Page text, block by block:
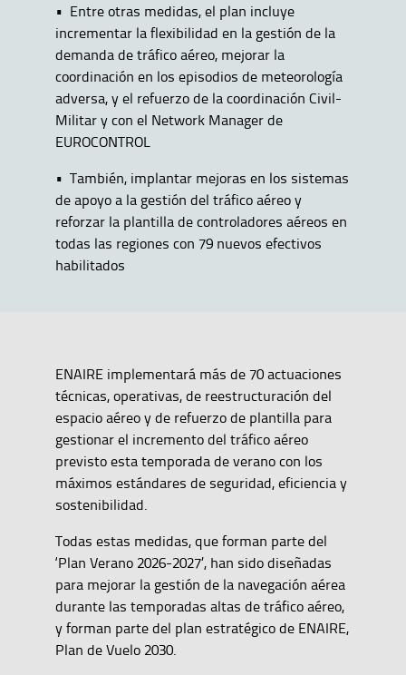
• Entre otras medidas, el plan incluye
incrementar la flexibilidad en la gestión de la
demanda de tráfico aéreo, mejorar la
coordinación en los episodios de meteorología
adversa, y el refuerzo de la coordinación Civil-
Militar y con el Network Manager de
EUROCONTROL
• También, implantar mejoras en los sistemas
de apoyo a la gestión del tráfico aéreo y
reforzar la plantilla de controladores aéreos en
todas las regiones con 79 nuevos efectivos
habilitados
ENAIRE implementará más de 70 actuaciones
técnicas, operativas, de reestructuración del
espacio aéreo y de refuerzo de plantilla para
gestionar el incremento del tráfico aéreo
previsto esta temporada de verano con los
máximos estándares de seguridad, eficiencia y
sostenibilidad.
Todas estas medidas, que forman parte del
‘Plan Verano 2026-2027’, han sido diseñadas
para mejorar la gestión de la navegación aérea
durante las temporadas altas de tráfico aéreo,
y forman parte del plan estratégico de ENAIRE,
Plan de Vuelo 2030.